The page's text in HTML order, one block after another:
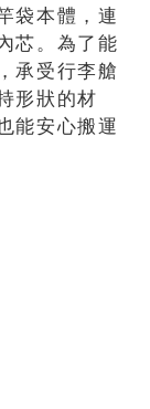
袋本體，連
芯。為了能
承受行李艙
形狀的材
能安心搬運